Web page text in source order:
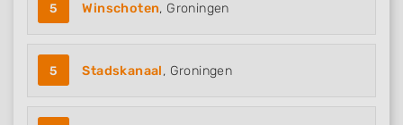
5 Winschoten, Groningen
5 Stadskanaal, Groningen